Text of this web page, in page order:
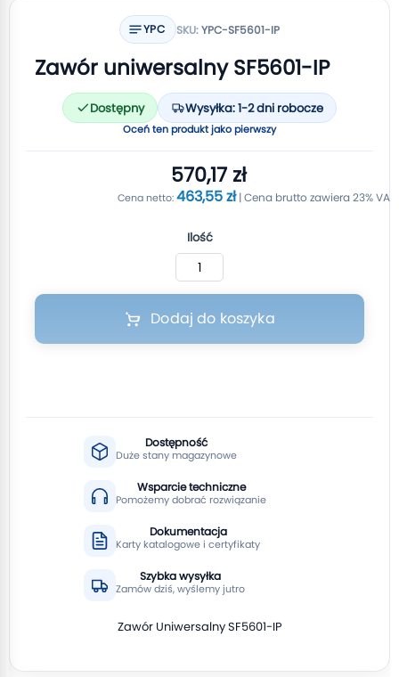
YPC SKU:YPC-SF5601-IP
Zawór uniwersalny SF5601-IP
Dostępny Wysyłka: 1-2 dni robocze
Oceń ten produkt jako pierwszy
570,17 zł
463,55 zł
Ilość
Dodaj do koszyka
Dostępność
Duże stany magazynowe
Wsparcie techniczne
Pomożemy dobrać rozwiązanie
Dokumentacja
Karty katalogowe i certyfikaty
Szybka wysyłka
Zamów dziś, wyślemy jutro
Zawór Uniwersalny SF5601-IP